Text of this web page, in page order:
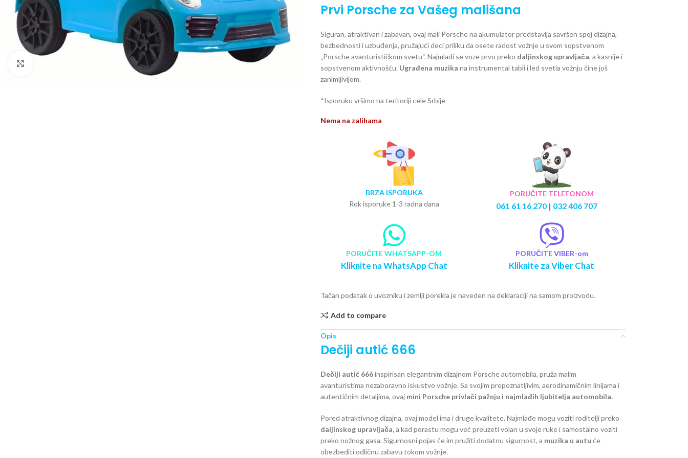
Prvi Porsche za Vašeg mališana
Siguran, atraktivan i zabavan, ovaj mali Porsche na akumulator predstavlja savršen spoj dizajna,
bezbednosti i uzbuđenja, pružajući deci priliku da osete radost vožnje u svom sopstvenom
„Porsche avanturističkom svetu“. Najmlađi se voze prvo preko daljinskog upravljača, a kasnije i
sopstvenom aktivnošću. Ugrađena muzika na instrumental tabli i led svetla vožnju čine još
zanimljivijom.
*Isporuku vršimo na teritoriji cele Srbije
Nema na zalihama
BRZA ISPORUKA
Rok isporuke 1-3 radna dana
PORUČITE TELEFONOM
061 61 16 270| 032 406 707
PORUČITE WHATSAPP-OM
Kliknite na WhatsApp Chat
PORUČITE VIBER-om
Kliknite za Viber Chat
Tačan podatak o uvozniku i zemlji porekla je naveden na deklaraciji na samom proizvodu.
Add to compare
Opis
Dečiji autić 666
Dečiji autić 666inspirisan elegantnim dizajnom Porsche automobila, pruža malim
avanturistima nezaboravno iskustvo vožnje. Sa svojim prepoznatljivim, aerodinamičnim linijama i
autentičnim detaljima, ovaj mini Porsche privlači pažnju i najmlađih ljubitelja automobila.
Pored atraktivnog dizajna, ovaj model ima i druge kvalitete. Najmlađe mogu voziti roditelji preko
daljinskog upravljača,a kad porastu mogu već preuzeti volan u svoje ruke i samostalno voziti
preko nožnog gasa. Sigurnosni pojas će im pružiti dodatnu sigurnost, a muzika u autu će
obezbediti odličnu zabavu tokom vožnje.